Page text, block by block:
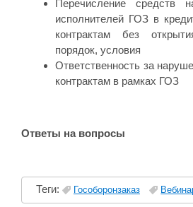
Перечисление средств
исполнителей ГОЗ в
контрактам без
порядок, условия
Ответственность за
контрактам в рамках ГОЗ
Ответы на вопросы
Теги: Гособоронзаказ